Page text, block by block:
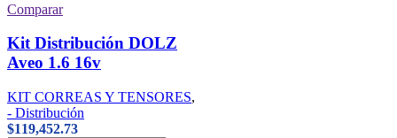
Comparar
Kit Distribución DOLZ
Aveo 1.6 16v
KIT CORREAS Y TENSORES,
- Distribución
$119,452.73